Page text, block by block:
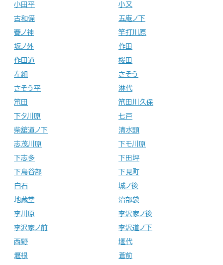
小田平
小又
古和備
五庵ノ下
賽ノ神
竿打川原
坂ノ外
作田
作田道
桜田
左組
さそう
さそう平
淋代
笊田
笊田川久保
下タ川原
七戸
柴舘道ノ下
清水頭
志茂川原
下モ川原
下志多
下田坪
下鳥谷部
下見町
白石
城ノ後
地蔵堂
治部袋
李川原
李沢家ノ後
李沢家ノ前
李沢道ノ下
西野
堰代
堰根
蒼前